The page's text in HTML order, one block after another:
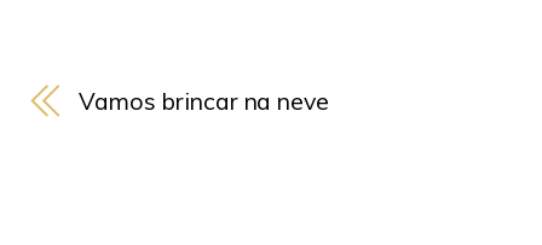
Vamos brincar na neve